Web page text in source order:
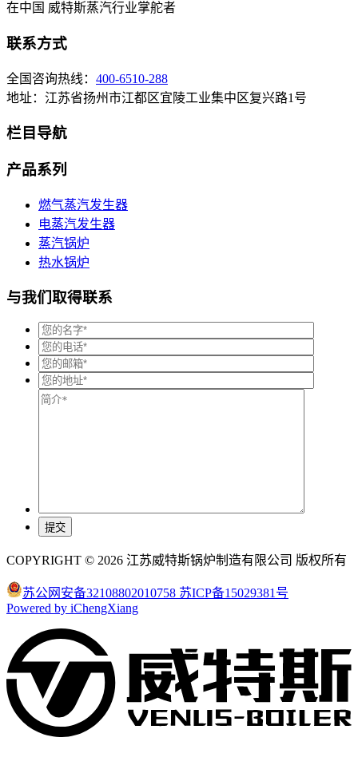
在中国 威特斯蒸汽行业掌舵者
联系方式
全国咨询热线： 400-6510-288
地址：江苏省扬州市江都区宜陵工业集中区复兴路1号
栏目导航
产品系列
燃气蒸汽发生器
电蒸汽发生器
蒸汽锅炉
热水锅炉
与我们取得联系
COPYRIGHT © 2026 江苏威特斯锅炉制造有限公司 版权所有
苏公网安备32108802010758 苏ICP备15029381号
Powered by iChengXiang